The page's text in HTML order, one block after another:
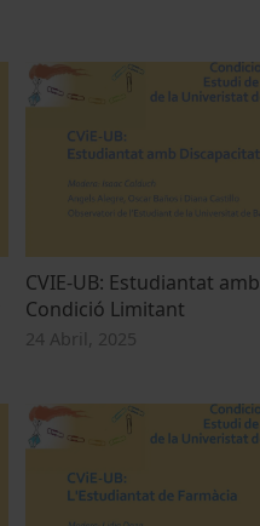
CVIE-UB: Estudiantat
Condició Limitant
24 Abril, 2025